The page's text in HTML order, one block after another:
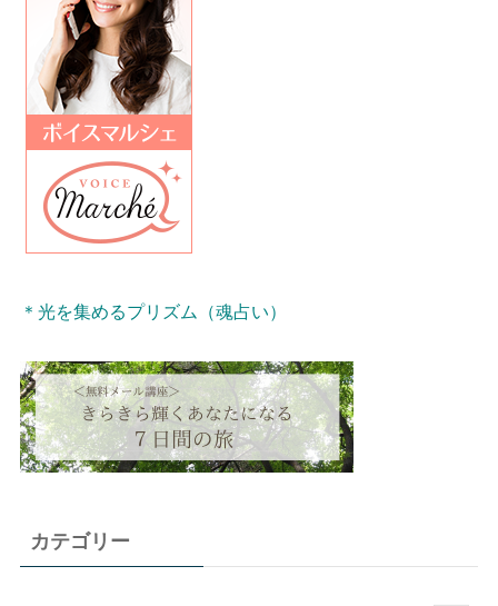
＊光を集めるプリズム（魂占い）
カテゴリー